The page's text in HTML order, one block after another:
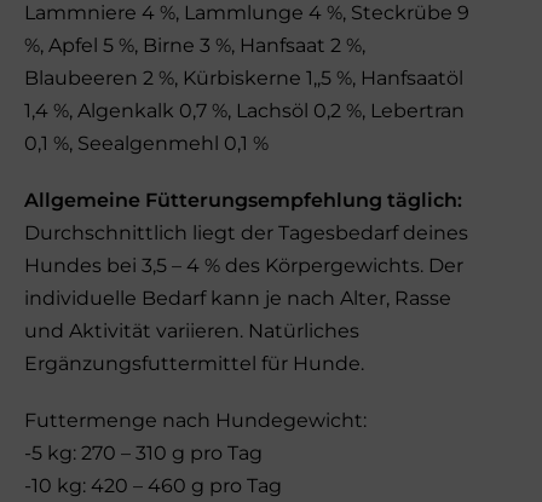
Lammniere 4 %, Lammlunge 4 %, Steckrübe 9
%, Apfel 5 %, Birne 3 %, Hanfsaat 2 %,
Blaubeeren 2 %, Kürbiskerne 1,,5 %, Hanfsaatöl
1,4 %, Algenkalk 0,7 %, Lachsöl 0,2 %, Lebertran
0,1 %, Seealgenmehl 0,1 %
Allgemeine Fütterungsempfehlung täglich:
Durchschnittlich liegt der Tagesbedarf deines
Hundes bei 3,5 – 4 % des Körpergewichts. Der
individuelle Bedarf kann je nach Alter, Rasse
und Aktivität variieren. Natürliches
Ergänzungsfuttermittel für Hunde.
Futtermenge nach Hundegewicht:
-5 kg: 270 – 310 g pro Tag
-10 kg: 420 – 460 g pro Tag